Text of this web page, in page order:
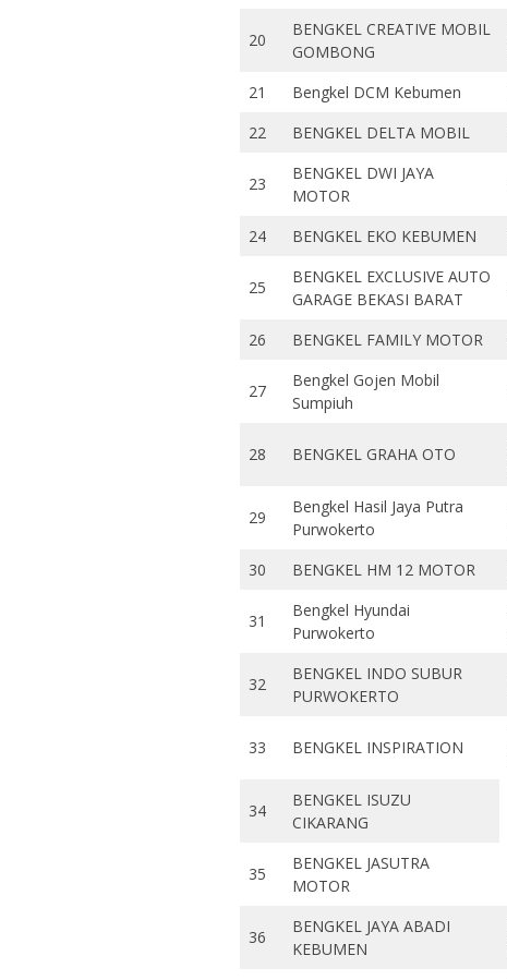
20
BENGKEL CREATIVE MOBIL
GOMBONG
21
Bengkel DCM Kebumen
22
BENGKEL DELTA MOBIL
23
BENGKEL DWI JAYA
MOTOR
24 BENGKEL EKO KEBUMEN
25
BENGKEL EXCLUSIVE AUTO
GARAGE BEKASI BARAT
26 BENGKEL FAMILY MOTOR
27
Bengkel Gojen Mobil
Sumpiuh
28 BENGKEL GRAHA OTO
29
Bengkel Hasil Jaya Putra
Purwokerto
30
BENGKEL HM 12 MOTOR
31
Bengkel Hyundai
Purwokerto
32
BENGKEL INDO SUBUR
PURWOKERTO
33 BENGKEL INSPIRATION
34
BENGKEL ISUZU
CIKARANG
35
BENGKEL JASUTRA
MOTOR
36
BENGKEL JAYA ABADI
KEBUMEN